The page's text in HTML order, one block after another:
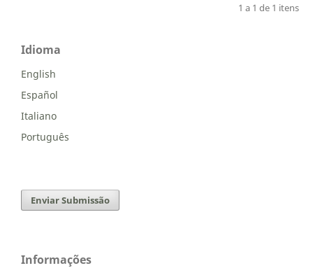
1 a 1 de 1 itens
Idioma
English
Español
Italiano
Português
Enviar Submissão
Informações